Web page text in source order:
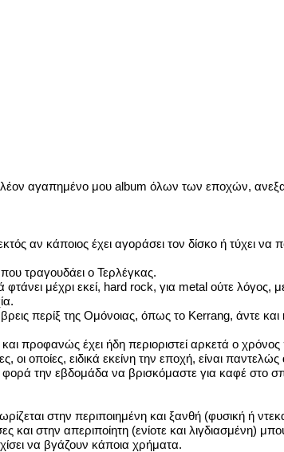
πλέον αγαπημένο μου album όλων των εποχών,
κάποιος έχει αγοράσει τον δίσκο ή τύχει να
τραγουδάει ο Τερλέγκας.
μέχρι εκεί, hard rock, για metal ούτε λόγος,
περίξ της Ομόνοιας, όπως το Kerrang, άντε και
προφανώς έχει ήδη περιοριστεί αρκετά ο
οι οποίες, ειδικά εκείνη την εποχή, είναι
φορά την εβδομάδα να βρισκόμαστε για καφέ στο
στην περιποιημένη και ξανθή (φυσική ή
στην απεριποίητη (ενίοτε και λιγδιασμένη)
να βγάζουν κάποια χρήματα.